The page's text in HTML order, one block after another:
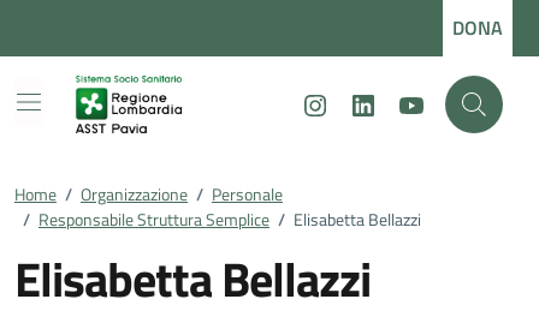
DONA
InstagramLinkedInYoutube
Home / Organizzazione / Personale
/ Responsabile Struttura Semplice / Elisabetta Bellazzi
Elisabetta Bellazzi